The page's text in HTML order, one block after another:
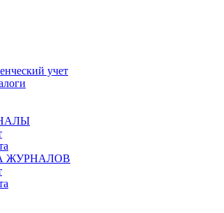
учет
ЖУРНАЛОВ